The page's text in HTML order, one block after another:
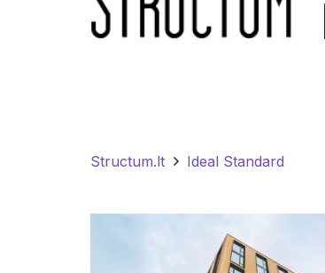
Structum.lt Ideal Standard